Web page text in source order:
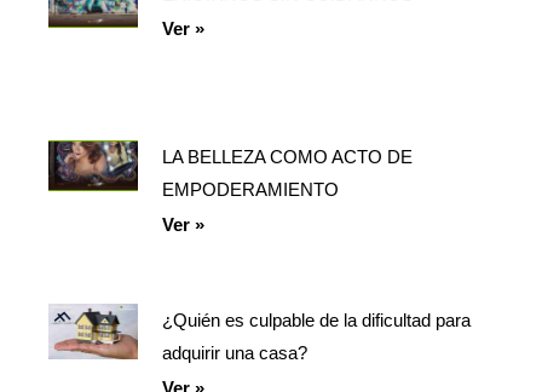
Ver »
LA BELLEZA COMO ACTO DE
EMPODERAMIENTO
Ver »
¿Quién es culpable de la dificultad para
adquirir una casa?